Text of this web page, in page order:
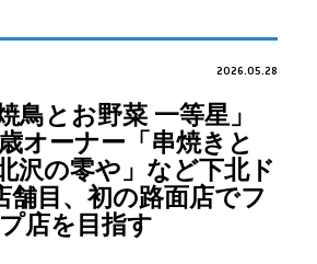
2026.05.28
鳥とお野菜 一等星」
オーナー「串焼きと
の零や」など下北ド
舗目、初の路面店でフ
店を目指す